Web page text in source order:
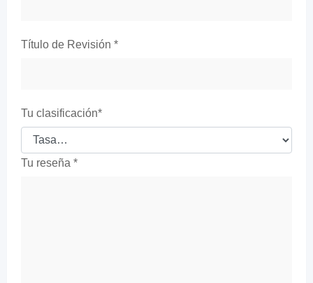
Título de Revisión *
Tu clasificación*
Tu reseña *